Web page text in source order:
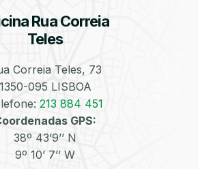
Rua Correia
Teles
Correia Teles, 73
1350-095 LISBOA
213 884 451
GPS:
38º 43’9’’ N
9º 10’ 7’’ W
das
Desempeno de
Jantes